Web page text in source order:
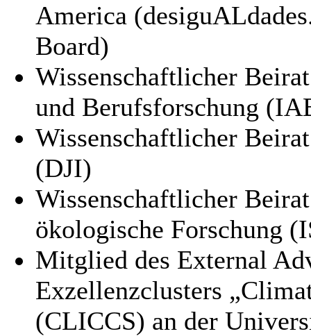
America
Board)
Wissenschaftlicher
und Berufsforschung
Wissenschaftlicher
(DJI)
Wissenschaftlicher
ökologische Forschung
Mitglied des External
Exzellenzclusters
(CLICCS) an der